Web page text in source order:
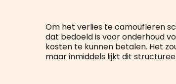
Om het verlies te camoufleren
dat bedoeld is voor onderhoud
kosten te kunnen betalen. Het
maar inmiddels lijkt dit